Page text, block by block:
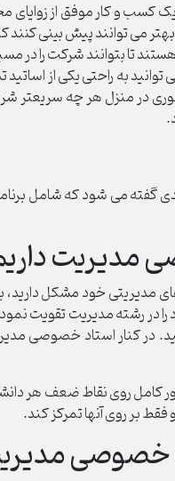
یک کسب و کار موفق از
می توانند پیش بینی کنند
تا بتوانند شرکت را
به راحتی یکی از
در منزل هر چه سریعتر
گفته می شود که شامل
مدیریت
مدیریتی خود مشکل دارید،
را در رشته مدیریت
در کنار استاد خصوصی
کامل روی نقاط ضعف هر
بر روی آنها تمرکز کند.
خصوصی